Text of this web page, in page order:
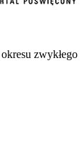
zwykłego